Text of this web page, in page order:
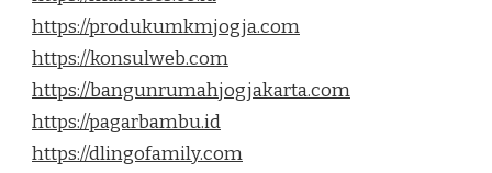
https://produkumkmjogja.com
https://konsulweb.com
https://bangunrumahjogjakarta.com
https://pagarbambu.id
https://dlingofamily.com